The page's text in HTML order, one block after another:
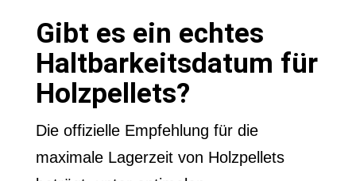
Gibt es ein echtes
Haltbarkeitsdatum für
Holzpellets?
Die offizielle Empfehlung für die
maximale Lagerzeit von Holzpellets